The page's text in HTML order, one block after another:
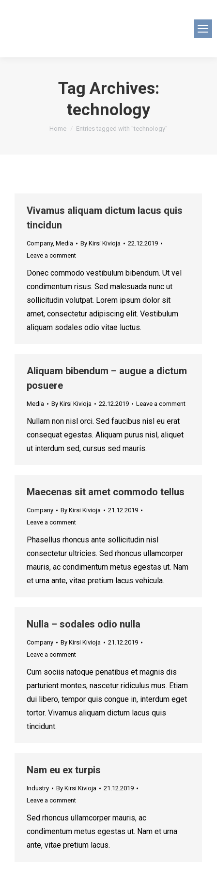
Tag Archives:
technology
You are here:
Home Entries tagged with "technology"
Vivamus aliquam dictum lacus quis
tincidun
Company, Media By Kirsi Kivioja
22.12.2019
Leave a comment
Donec commodo vestibulum bibendum. Ut vel
condimentum risus. Sed malesuada nunc ut
sollicitudin volutpat. Lorem ipsum dolor sit
amet, consectetur adipiscing elit. Vestibulum
aliquam sodales odio vitae luctus.
Aliquam bibendum – augue a dictum
posuere
Media By Kirsi Kivioja 22.12.2019 Leave a comment
Nullam non nisl orci. Sed faucibus nisl eu erat
consequat egestas. Aliquam purus nisl, aliquet
ut interdum sed, cursus sed mauris.
Maecenas sit amet commodo tellus
Company By Kirsi Kivioja
21.12.2019
Leave a comment
Phasellus rhoncus ante sollicitudin nisl
consectetur ultricies. Sed rhoncus ullamcorper
mauris, ac condimentum metus egestas ut. Nam
et urna ante, vitae pretium lacus vehicula.
Nulla – sodales odio nulla
Company By Kirsi Kivioja
21.12.2019
Leave a comment
Cum sociis natoque penatibus et magnis dis
parturient montes, nascetur ridiculus mus. Etiam
dui libero, tempor quis congue in, interdum eget
tortor. Vivamus aliquam dictum lacus quis
tincidunt.
Nam eu ex turpis
Industry By Kirsi Kivioja
21.12.2019
Leave a comment
Sed rhoncus ullamcorper mauris, ac
condimentum metus egestas ut. Nam et urna
ante, vitae pretium lacus.